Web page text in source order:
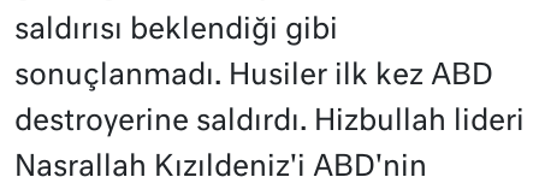
saldırısı beklendiği gibi
sonuçlanmadı. Husiler ilk kez ABD
destroyerine saldırdı. Hizbullah lideri
Nasrallah Kızıldeniz'i ABD'nin